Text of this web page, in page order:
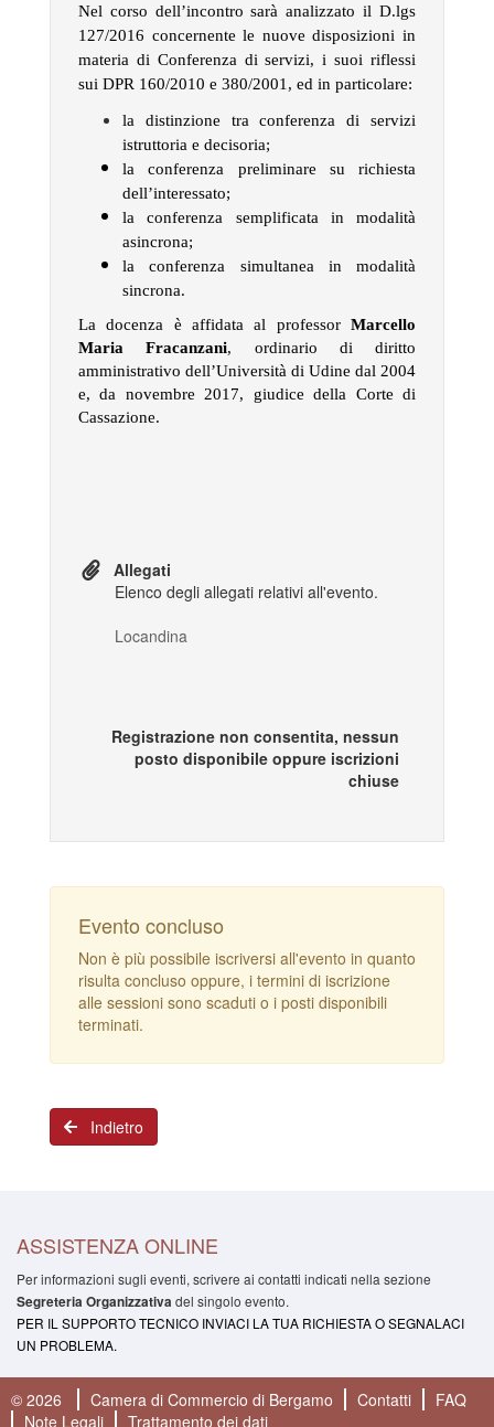
Nel corso dell’incontro sarà analizzato il D.lgs
127/2016 concernente le nuove disposizioni in
materia di Conferenza di servizi, i suoi riflessi
sui DPR 160/2010 e 380/2001, ed in particolare:
la distinzione tra conferenza di servizi
istruttoria e decisoria;
la conferenza preliminare su richiesta
dell’interessato;
la conferenza semplificata in modalità
asincrona;
la conferenza simultanea in modalità
sincrona.
La docenza è affidata al professorMarcello
Maria Fracanzani, ordinario di diritto
amministrativo dell’Università di Udine dal 2004
e, da novembre 2017, giudice della Corte di
Cassazione.
Allegati
Elenco degli allegati relativi all'evento.
Locandina
Registrazione non consentita, nessun
posto disponibile oppure iscrizioni
chiuse
Evento concluso
Non è più possibile iscriversi all'evento in quanto
risulta concluso oppure, i termini di iscrizione
alle sessioni sono scaduti o i posti disponibili
terminati.
Indietro
ASSISTENZA ONLINE
Per informazioni sugli eventi, scrivere ai contatti indicati nella sezione
Segreteria Organizzativa del singolo evento.
PER IL SUPPORTO TECNICO INVIACI LA TUA RICHIESTA O SEGNALACI
UN PROBLEMA.
© 2026 Camera di Commercio di Bergamo Contatti
FAQ
Note Legali
Trattamento dei dati